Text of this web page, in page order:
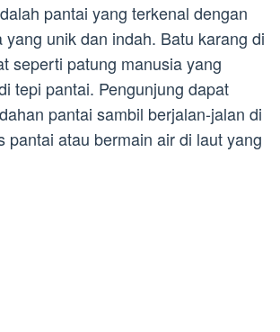
pantai yang terkenal dengan
yang unik dan indah. Batu karang di
seperti patung manusia yang
tepi pantai. Pengunjung dapat
pantai sambil berjalan-jalan di
pantai atau bermain air di laut yang